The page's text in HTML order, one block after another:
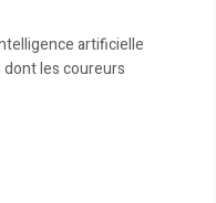
artificielle
les coureurs